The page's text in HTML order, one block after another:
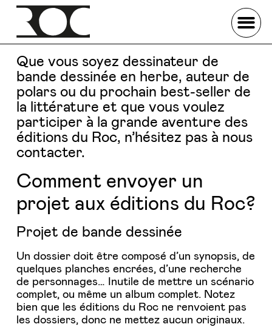
Que vous soyez dessinateur de
bande dessinée en herbe, auteur de
polars ou du prochain best-seller de
la littérature et que vous voulez
participer à la grande aventure des
éditions du Roc, n’hésitez pas à nous
contacter.
Comment envoyer un
projet aux éditions du Roc?
Projet de bande dessinée
Un dossier doit être composé d’un synopsis, de
quelques planches encrées, d’une recherche
de personnages… Inutile de mettre un scénario
complet, ou même un album complet. Notez
bien que les éditions du Roc ne renvoient pas
les dossiers, donc ne mettez aucun originaux.